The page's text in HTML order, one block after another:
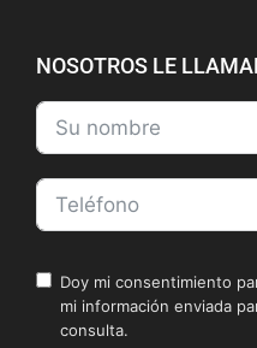
NOSOTROS LE
Doy mi consentimiento
mi información enviada
consulta.